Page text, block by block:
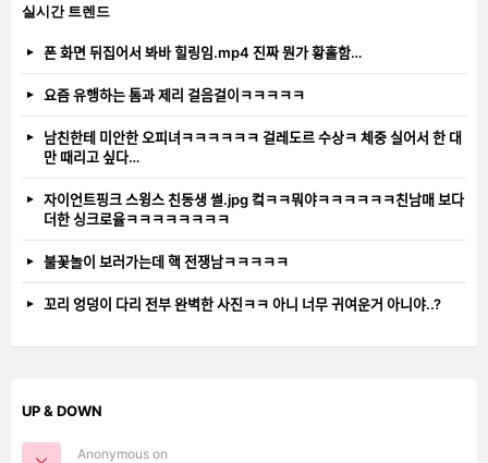
실시간 트렌드
폰 화면 뒤집어서 봐바 힐링임.mp4 진짜 뭔가 황홀함…
요즘 유행하는 톰과 제리 걸음걸이ㅋㅋㅋㅋㅋ
남친한테 미안한 오피녀ㅋㅋㅋㅋㅋㅋ 걸레도르 수상ㅋ 체중 실어서 한 대
만 때리고 싶다…
자이언트핑크 스윙스 친동생 썰.jpg 컼ㅋㅋ뭐야ㅋㅋㅋㅋㅋㅋ친남매 보다
더한 싱크로율ㅋㅋㅋㅋㅋㅋㅋㅋ
불꽃놀이 보러가는데 핵 전쟁남ㅋㅋㅋㅋㅋ
꼬리 엉덩이 다리 전부 완벽한 사진ㅋㅋ 아니 너무 귀여운거 아니야..?
UP & DOWN
Anonymous on